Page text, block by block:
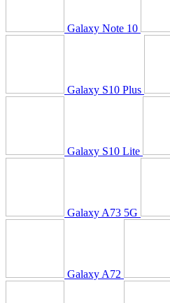
Galaxy Note 10
Galaxy S10 Plus
Galaxy S10 Lite
Galaxy A73 5G
Galaxy A72